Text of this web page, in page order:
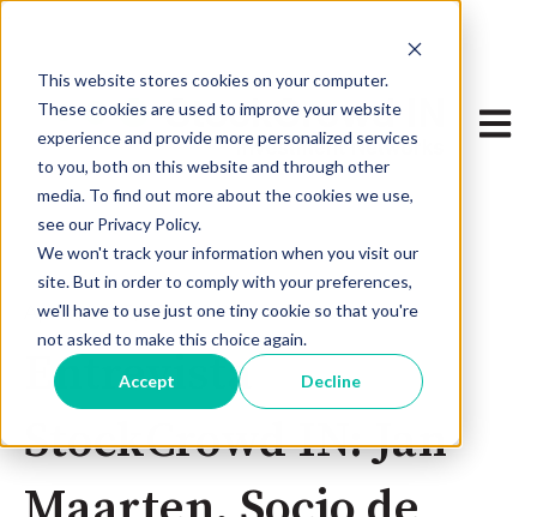
This website stores cookies on your computer.
These cookies are used to improve your website
experience and provide more personalized services
to you, both on this website and through other
media. To find out more about the cookies we use,
see our Privacy Policy.
We won't track your information when you visit our
site. But in order to comply with your preferences,
we'll have to use just one tiny cookie so that you're
not asked to make this choice again.
Accept Decline
Abrir
Apr 11, 2025, 6:30:00 PM
Entrevista
StockCrowd IN: Jan